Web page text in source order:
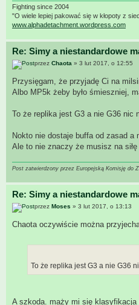
Fighting since 2004
"O wiele lepiej pakować się w kłopoty z
www.alphadetachment.wordpress.com
Re: Simy a niestandardowe
przez Chaota » 3 lut 2017, o 12:55
Przysięgam, że przyjadę Ci na
Albo MP5k żeby było śmieszniej,
To że replika jest G3 a nie G36 nic
Nokto nie dostaje buffa od zasad a
Ale to nie znaczy że musisz na siłę
Post zatwierdzony przez Europejską Komisję do
Re: Simy a niestandardowe
przez Moses » 3 lut 2017, o 13:13
Chaota oczywiście można
To że replika jest G3 a nie G36
A szkoda. maży mi się